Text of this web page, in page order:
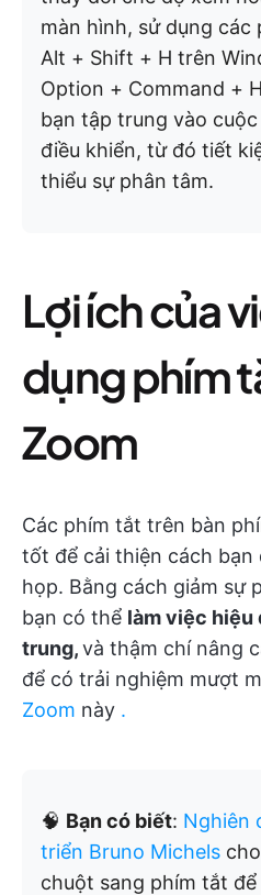
màn hình, sử dụng
Alt + Shift + H trên
Option + Command +
bạn tập trung vào
điều khiển, từ đó tiết
thiểu sự phân tâm.
Lợi ích của
dụng phím
Zoom
Các phím tắt trên bàn
tốt để cải thiện cách bạn
họp. Bằng cách giảm sự
bạn có thể làm việc hiệu
trung,và thậm chí nâng
để có trải nghiệm mượt
Zoom này .
🧠 Bạn có biết: Nghiên
triển Bruno Michels
chuột sang phím tắt